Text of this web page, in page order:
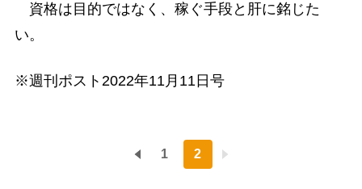
資格は目的ではなく、稼ぐ手段と肝に銘じた
い。
※週刊ポスト2022年11月11日号
1 2